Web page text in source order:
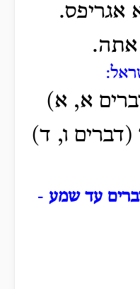
אגריפס.
אתה.
א, א)
ו, ד)
עד שמע -